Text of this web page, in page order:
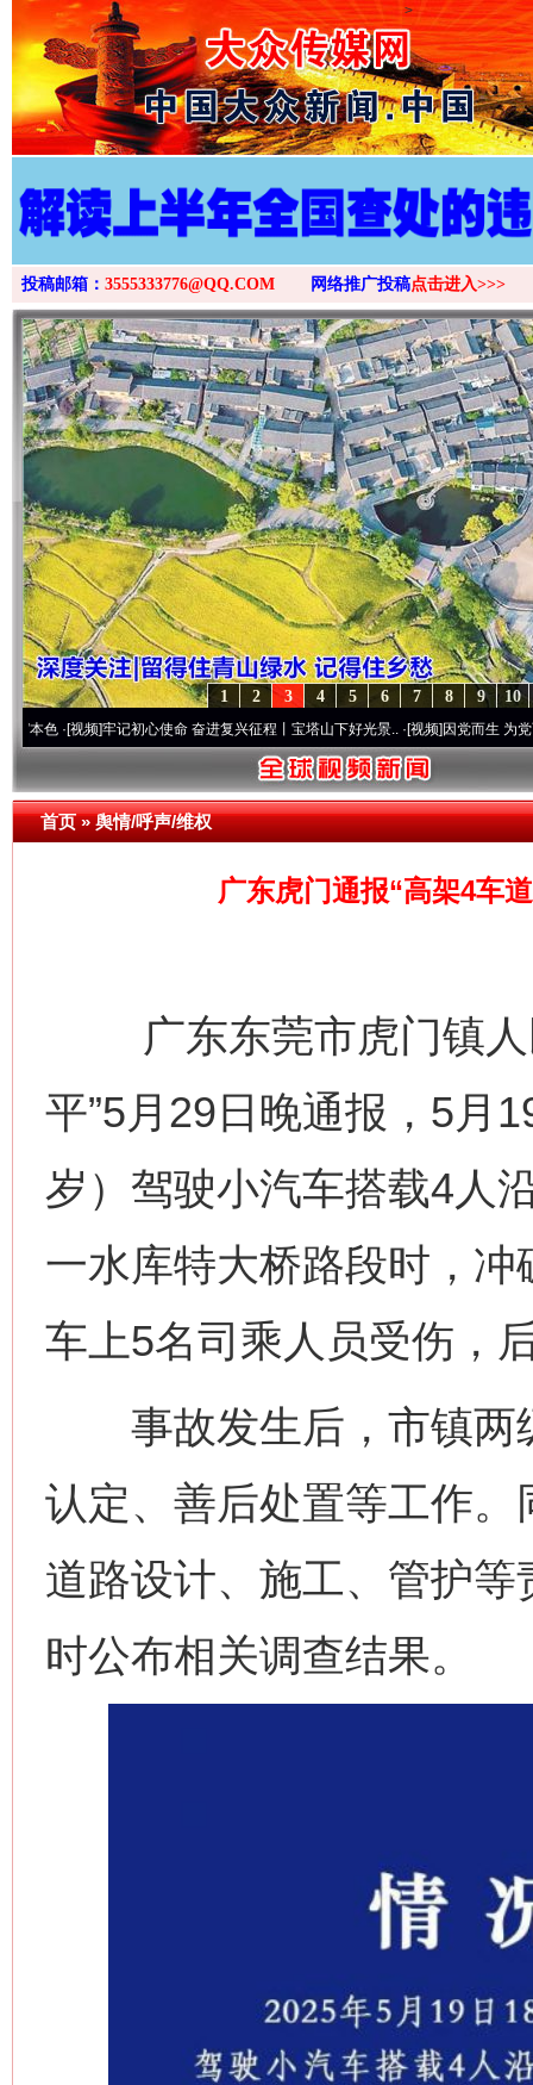
>
投稿邮箱： 3555333776@QQ.COM 网络推广投稿点击进入>>>
10
9
8
7
6
5
4
3
2
1
牢记初心使命 奋进复兴征程丨宝塔山下好光景..·[视频]因党而生 为党而战——百
首页»舆情/呼声/维权
广东虎门通报“高架4车
广东东莞市虎门镇人
平”5月29日晚通报，5月
岁）驾驶小汽车搭载4人
一水库特大桥路段时，
车上5名司乘人员受伤，
事故发生后，市镇两
认定、善后处置等工作
道路设计、施工、管护
时公布相关调查结果。